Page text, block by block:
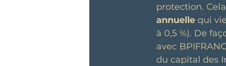
protection.
annuelle qui
à 0,5 %). De
avec
du capital des